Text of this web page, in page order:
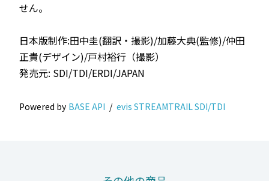
せん。
日本版制作:田中圭(翻訳・撮影)/加藤大典(監修)/仲田
正貴(デザイン)/戸村裕行（撮影）
発売元: SDI/TDI/ERDI/JAPAN
Powered by BASE API / evis STREAMTRAIL SDI/TDI